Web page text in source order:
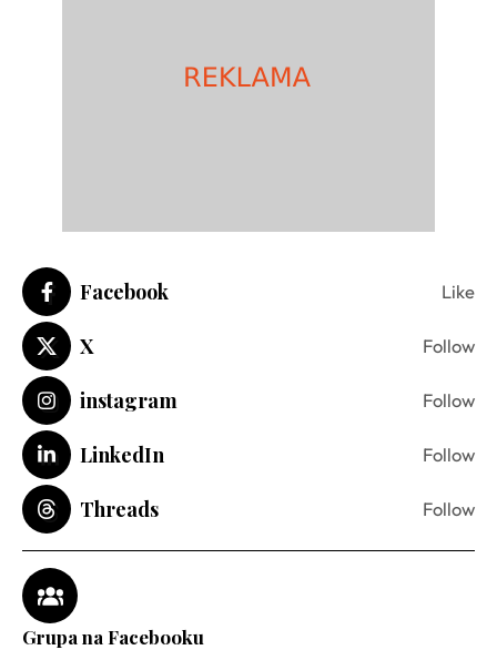
Facebook Like
X Follow
instagram Follow
LinkedIn Follow
Threads Follow
Grupa na Facebooku